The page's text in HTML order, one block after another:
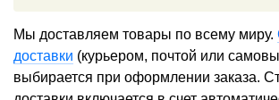
Мы доставляем товары по всему миру.
доставки (курьером, почтой или
выбирается при оформлении заказа.